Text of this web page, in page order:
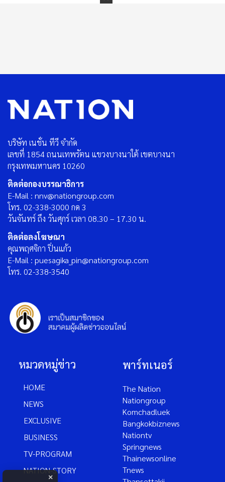
บริษัท เนชั่น ทีวี จำกัด
เลขที่ 1854 ถนนเทพรัตน แขวงบางนาใต้ เขตบางนา
กรุงเทพมหานคร 10260
ติดต่อกองบรรณาธิการ
E-Mail : nnv@nationgroup.com
โทร. 02-338-3000 กด 3
วันจันทร์ ถึง วันศุกร์ เวลา 08.30 – 17.30 น.
ติดต่อลงโฆษณา
คุณพฤศจิกา ปิ่นแก้ว
E-Mail : puesagika_pin@nationgroup.com
โทร. 02-338-3540
หมวดหมู่ข่าว
HOME
NEWS
EXCLUSIVE
BUSINESS
TV-PROGRAM
NATION-STORY
พาร์ทเนอร์
The Nation
Nationgroup
Komchadluek
Bangkokbiznews
Nationtv
Springnews
Thainewsonline
Tnews
×